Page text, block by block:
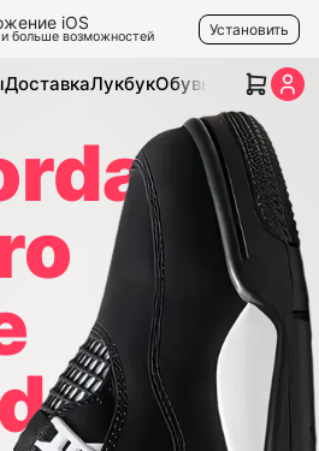
iOS
больше возможностей Установить
ДоставкаЛукбукОбувь Одежда